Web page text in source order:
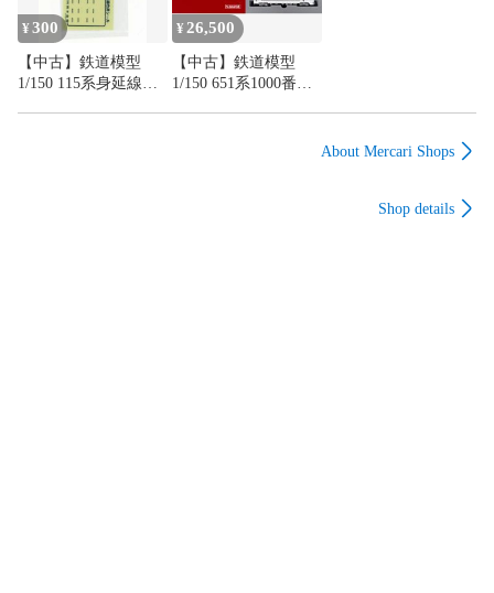
¥300
【中古】鉄道模型
1/150 115系身延線色
¥ 26,500
【中古】鉄道模型
1/150 651系1000番台
About Mercari Shops
Shop details